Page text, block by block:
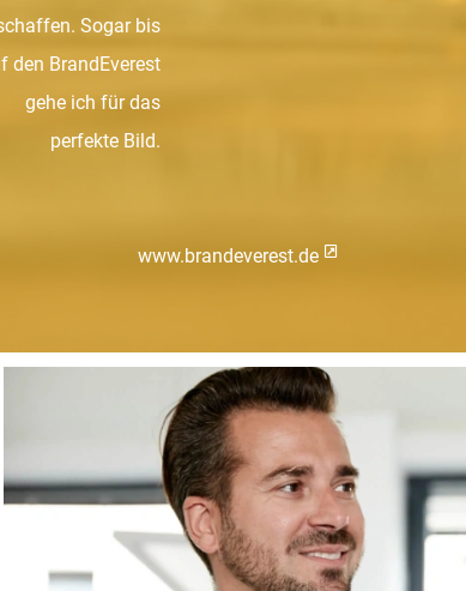
Sogar bis
den BrandEverest
gehe ich für das
perfekte Bild.
www.brandeverest.de